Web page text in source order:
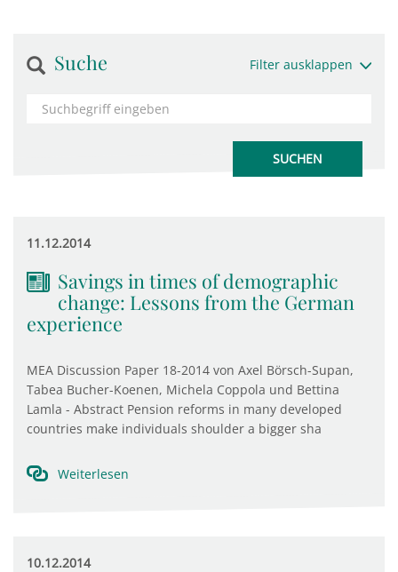
Suche Filter ausklappen
11.12.2014
Savings in times of demographic
change: Lessons from the German
experience
MEA Discussion Paper 18-2014 von Axel Börsch-Supan,
Tabea Bucher-Koenen, Michela Coppola und Bettina
Lamla - Abstract Pension reforms in many developed
countries make individuals shoulder a bigger sha
Weiterlesen
10.12.2014